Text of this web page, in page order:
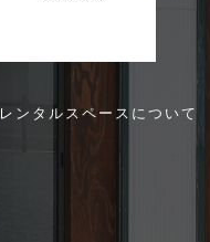
レンタルスペースについて